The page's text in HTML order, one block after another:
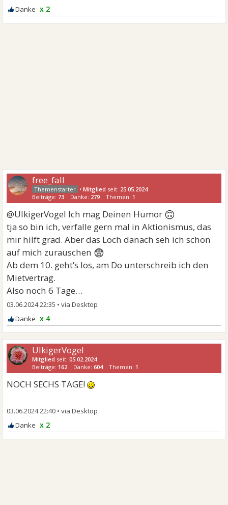
x 2
free_fall
•Mitglied seit: 25.05.2024
Beiträge: 73 Danke: 279 Themen: 1
@UlkigerVogel Ich mag Deinen Humor 🙃
tja so bin ich, verfalle gern mal in Aktionismus, das
mir hilft grad. Aber das Loch danach seh ich schon
auf mich zurauschen 😨
Ab dem 10. geht’s los, am Do unterschreib ich den
Mietvertrag.
Also noch 6 Tage…
03.06.2024 22:35 •
x 4
UlkigerVogel
Mitglied seit:05.02.2024
Beiträge: 162 Danke:604 Themen: 1
NOCH SECHS TAGE!
03.06.2024 22:40 •
x 2